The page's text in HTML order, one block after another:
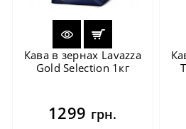
Кава в зернах Lavazza
Gold Selection 1кг
1299 грн.